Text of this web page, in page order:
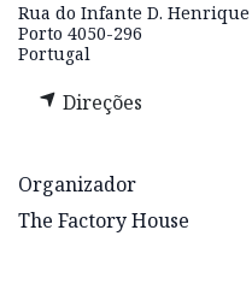
Rua do Infante D. Henrique
Porto 4050-296
Portugal
Direções
Organizador
The Factory House